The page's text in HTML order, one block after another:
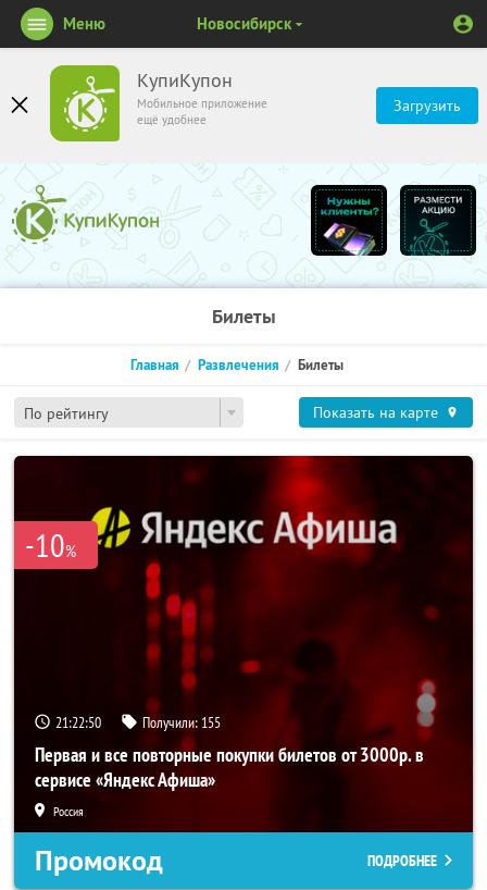
КупиКупон
Мобильное приложение
ещё удобнее
Загрузить
Меню Новосибирск
Билеты
По рейтингу
Главная Развлечения Билеты
Показать на карте
-10%
21:22:49 Получили: 155
Первая и все повторные покупки билетов от 3000р. в
сервисе «Яндекс Афиша»
Россия
Промокод ПОДРОБНЕЕ